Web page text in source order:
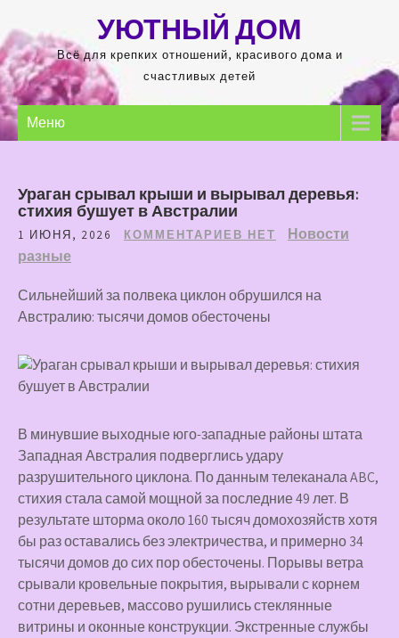
содержимому
УЮТНЫЙ ДОМ
Всё для крепких отношений, красивого дома и
счастливых детей
Меню
Ураган срывал крыши и вырывал деревья:
стихия бушует в Австралии
1 ИЮНЯ, 2026 КОММЕНТАРИЕВ НЕТ
Новости
разные
Сильнейший за полвека циклон обрушился на
Австралию: тысячи домов обесточены
В минувшие выходные юго-западные районы штата
Западная Австралия подверглись удару
разрушительного циклона. По данным телеканала ABC,
стихия стала самой мощной за последние 49 лет. В
результате шторма около 160 тысяч домохозяйств хотя
бы раз оставались без электричества, и примерно 34
тысячи домов до сих пор обесточены. Порывы ветра
срывали кровельные покрытия, вырывали с корнем
сотни деревьев, массово рушились стеклянные
витрины и оконные конструкции. Экстренные службы